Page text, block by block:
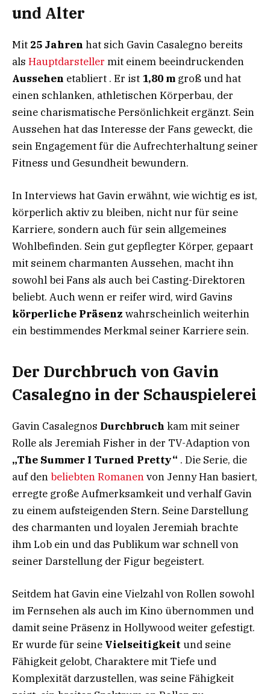
und Alter
Mit 25 Jahren hat sich Gavin Casalegno bereits
als Hauptdarsteller mit einem beeindruckenden
Aussehen etabliert . Er ist 1,80 m groß und hat
einen schlanken, athletischen Körperbau, der
seine charismatische Persönlichkeit ergänzt. Sein
Aussehen hat das Interesse der Fans geweckt, die
sein Engagement für die Aufrechterhaltung seiner
Fitness und Gesundheit bewundern.
In Interviews hat Gavin erwähnt, wie wichtig es ist,
körperlich aktiv zu bleiben, nicht nur für seine
Karriere, sondern auch für sein allgemeines
Wohlbefinden. Sein gut gepflegter Körper, gepaart
mit seinem charmanten Aussehen, macht ihn
sowohl bei Fans als auch bei Casting-Direktoren
beliebt. Auch wenn er reifer wird, wird Gavins
körperliche Präsenz wahrscheinlich weiterhin
ein bestimmendes Merkmal seiner Karriere sein.
Der Durchbruch von Gavin
Casalegno in der Schauspielerei
Gavin Casalegnos Durchbruch kam mit seiner
Rolle als Jeremiah Fisher in der TV-Adaption von
„The Summer I Turned Pretty“ . Die Serie, die
auf denbeliebten Romanenvon Jenny Han basiert,
erregte große Aufmerksamkeit und verhalf Gavin
zu einem aufsteigenden Stern. Seine Darstellung
des charmanten und loyalen Jeremiah brachte
ihm Lob ein und das Publikum war schnell von
seiner Darstellung der Figur begeistert.
Seitdem hat Gavin eine Vielzahl von Rollen sowohl
im Fernsehen als auch im Kino übernommen und
damit seine Präsenz in Hollywood weiter gefestigt.
Er wurde für seine Vielseitigkeit und seine
Fähigkeit gelobt, Charaktere mit Tiefe und
Komplexität darzustellen, was seine Fähigkeit